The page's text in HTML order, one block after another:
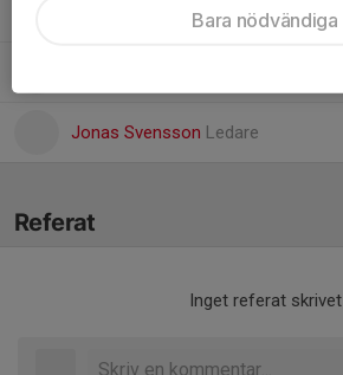
Slipare
Jonas Svensson Ledare
Referat
Inget referat skrivet
Bara nödvändiga